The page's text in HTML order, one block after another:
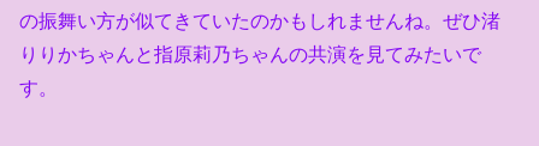
の振舞い方が似てきていたのかもしれませんね。ぜひ渚
りりかちゃんと指原莉乃ちゃんの共演を見てみたいで
す。